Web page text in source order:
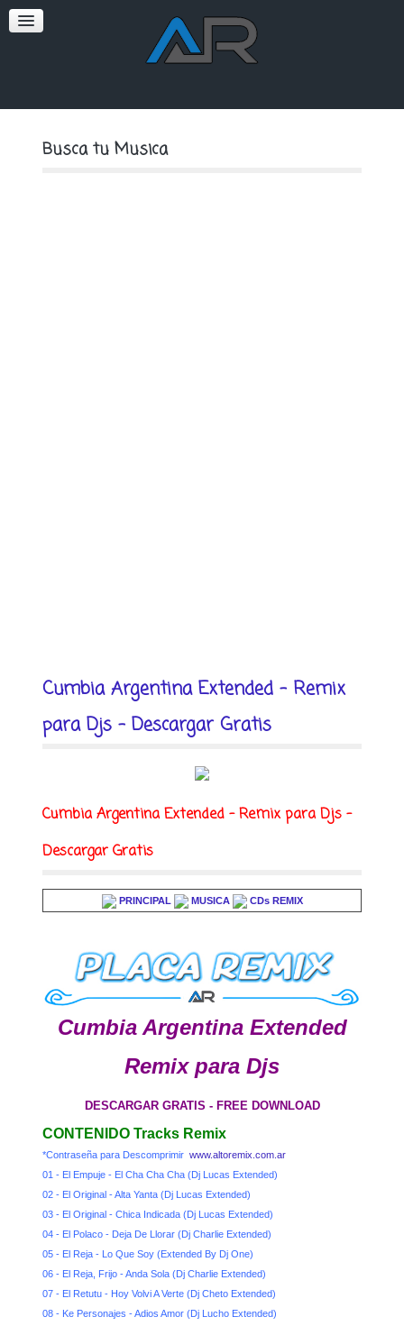
SOFT
Busca tu Musica
Cumbia Argentina Extended - Remix
para Djs - Descargar Gratis
Cumbia Argentina Extended - Remix para Djs -
Descargar Gratis
PRINCIPAL MUSICA CDs REMIX
Cumbia Argentina Extended
Remix para Djs
DESCARGAR GRATIS - FREE DOWNLOAD
CONTENIDO Tracks Remix
*Contraseña para Descomprimir www.altoremix.com.ar
01 - El Empuje - El Cha Cha Cha (Dj Lucas Extended)
02 - El Original - Alta Yanta (Dj Lucas Extended)
03 - El Original - Chica Indicada (Dj Lucas Extended)
04 - El Polaco - Deja De Llorar (Dj Charlie Extended)
05 - El Reja - Lo Que Soy (Extended By Dj One)
06 - El Reja, Frijo - Anda Sola (Dj Charlie Extended)
07 - El Retutu - Hoy Volvi A Verte (Dj Cheto Extended)
08 - Ke Personajes - Adios Amor (Dj Lucho Extended)